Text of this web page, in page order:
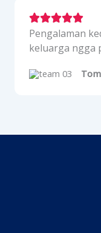
Pengalaman
keluarga ngga